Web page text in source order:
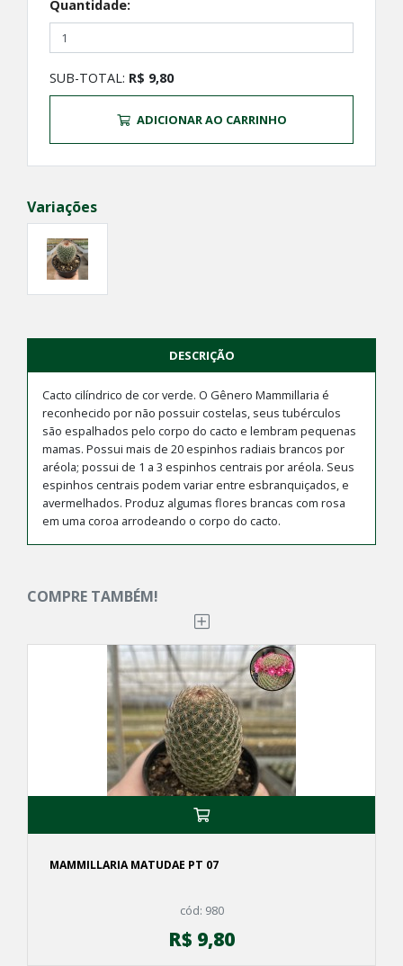
Quantidade:
SUB-TOTAL: R$ 9,80
ADICIONAR AO CARRINHO
Variações
DESCRIÇÃO
Cacto cilíndrico de cor verde. O Gênero Mammillaria é
reconhecido por não possuir costelas, seus tubérculos
são espalhados pelo corpo do cacto e lembram pequenas
mamas. Possui mais de 20 espinhos radiais brancos por
aréola; possui de 1 a 3 espinhos centrais por aréola. Seus
espinhos centrais podem variar entre esbranquiçados, e
avermelhados. Produz algumas flores brancas com rosa
em uma coroa arrodeando o corpo do cacto.
COMPRE TAMBÉM!
MAMMILLARIA MATUDAE PT 07
cód: 980
R$ 9,80